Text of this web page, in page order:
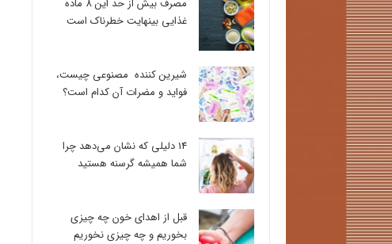
مصرف بیش از حد این 8 ماده
غذایی بینهایت خطرناک است
شیرین کننده مصنوعی چیست،
فواید و مضرات آن کدام است؟
14 دلیلی که نشان می‌دهد چرا
شما همیشه گرسنه هستید
قبل از اهدای خون چه چیزی
بخوریم و چه چیزی نخوریم